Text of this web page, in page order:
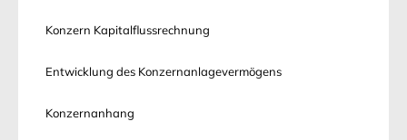
Konzern Kapitalflussrechnung
Entwicklung des Konzernanlagevermögens
Konzernanhang